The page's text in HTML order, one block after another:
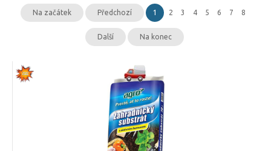
Na začátek Předchozí 1 2 3 4 5 6 7 8
Další Na konec